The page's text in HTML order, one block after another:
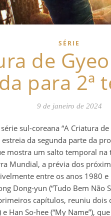
SÉRIE
de
para 2ª
9 de janeiro de 2024
sul-coreana “A Criatura
da segunda parte da
mostra um salto temporal na
Mundial, a prévia dos
entre os anos 1980 e
Dong-yun (“Tudo Bem Não
capítulos, reuniu dois
e Han So-hee (“My Name”),